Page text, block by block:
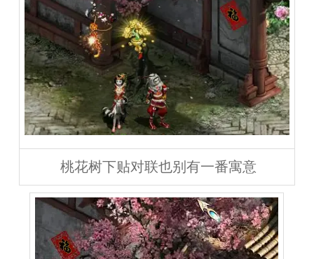
桃花树下贴对联也别有一番寓意